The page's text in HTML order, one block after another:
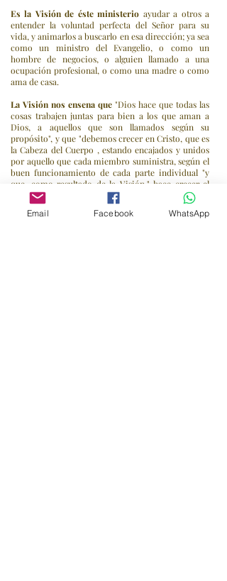
Es la Visión de éste ministerio ayudar a otros a
entender la voluntad perfecta del Señor para su
vida, y animarlos a buscarlo en esa dirección; ya sea
como un ministro del Evangelio, o como un
hombre de negocios, o alguien llamado a una
ocupación profesional, o como una madre o como
ama de casa.
La Visión nos ensena que "Dios hace que todas las
cosas trabajen juntas para bien a los que aman a
Dios, a aquellos que son llamados según su
propósito", y que "debemos crecer en Cristo, que es
la Cabeza del Cuerpo , estando encajados y unidos
por aquello que cada miembro suministra, según el
buen funcionamiento de cada parte individual "y
que, como resultado de la Visión," hace crecer el
Cuerpo de Cristo para la edificación de su mismo
en amor.
Email Facebook WhatsApp